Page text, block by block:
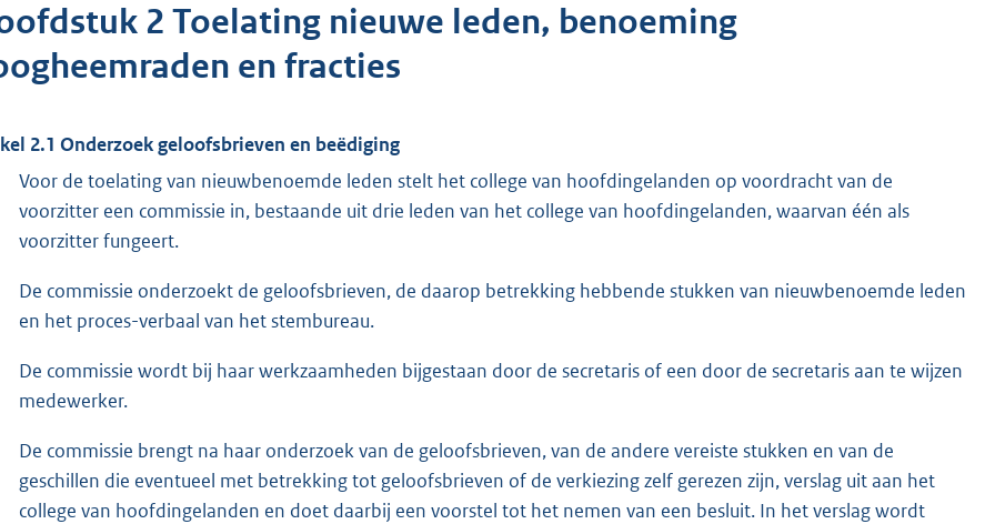
2 Toelating nieuwe leden, benoeming
en fracties
2.1 Onderzoek geloofsbrieven en beëdiging
Voor de toelating van nieuwbenoemde leden stelt het college van hoofdingelanden op voordracht van de
voorzitter een commissie in, bestaande uit drie leden van het college van hoofdingelanden, waarvan één als
voorzitter fungeert.
De commissie onderzoekt de geloofsbrieven, de daarop betrekking hebbende stukken van nieuwbenoemde leden
en het proces-verbaal van het stembureau.
De commissie wordt bij haar werkzaamheden bijgestaan door de secretaris of een door de secretaris aan te wijzen
medewerker.
De commissie brengt na haar onderzoek van de geloofsbrieven, van de andere vereiste stukken en van de
geschillen die eventueel met betrekking tot geloofsbrieven of de verkiezing zelf gerezen zijn, verslag uit aan het
college van hoofdingelanden en doet daarbij een voorstel tot het nemen van een besluit. In het verslag wordt